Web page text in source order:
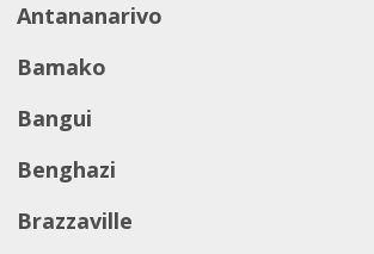
Antananarivo
Bamako
Bangui
Benghazi
Brazzaville